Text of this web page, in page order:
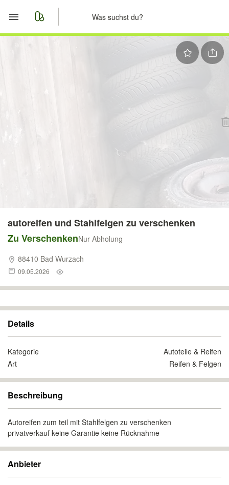
autoreifen und Stahlfelgen zu verschenken
Zu VerschenkenNur Abholung
88410 Bad Wurzach
09.05.2026
Details
Kategorie
Autoteile & Reifen
Art
Reifen & Felgen
Beschreibung
Autoreifen zum teil mit Stahlfelgen zu verschenken
privatverkauf keine Garantie keine Rücknahme
Anbieter